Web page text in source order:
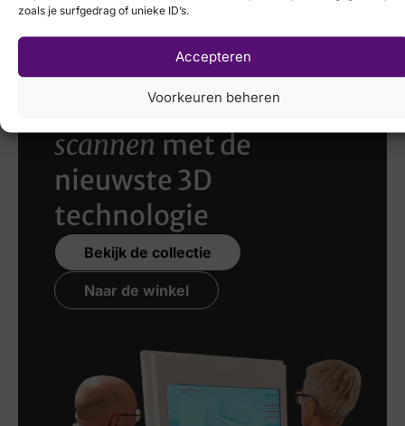
zoals je surfgedrag of unieke ID’s.
Accepteren
Voorkeuren beheren
Laat uw voeten
scannen met de
nieuwste 3D
technologie
Bekijk de collectie
Naar de winkel